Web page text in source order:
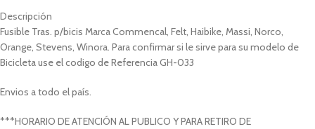
Descripción
Fusible Tras. p/bicis Marca Commencal, Felt, Haibike, Massi, Norco,
Orange, Stevens, Winora. Para confirmar si le sirve para su modelo de
Bicicleta use el codigo de Referencia GH-033
Envios a todo el país.
***HORARIO DE ATENCIÓN AL PUBLICO Y PARA RETIRO DE